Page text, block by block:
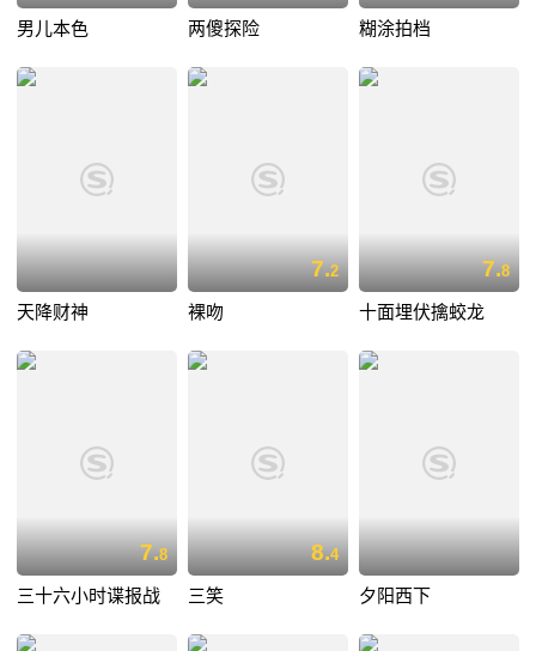
男儿本色 两傻探险 糊涂拍档
天降财神
7.2
裸吻
7.8
十面埋伏擒蛟龙
7.8
三十六小时谍报战
8.4
三笑 夕阳西下